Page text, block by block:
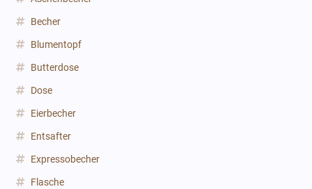
Becher
Blumentopf
Butterdose
Dose
Eierbecher
Entsafter
Expressobecher
Flasche